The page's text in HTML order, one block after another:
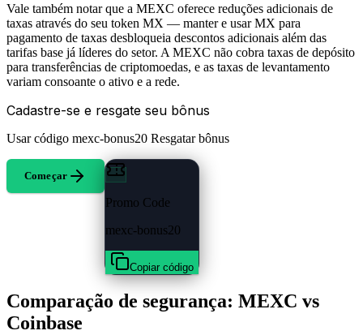
Vale também notar que a MEXC oferece reduções adicionais de
taxas através do seu token MX — manter e usar MX para
pagamento de taxas desbloqueia descontos adicionais além das
tarifas base já líderes do setor. A MEXC não cobra taxas de depósito
para transferências de criptomoedas, e as taxas de levantamento
variam consoante o ativo e a rede.
Cadastre-se e resgate seu bônus
Usar código mexc-bonus20 Resgatar bônus
Começar
Promo Code
mexc-bonus20
Copiar código
Comparação de segurança: MEXC vs
Coinbase